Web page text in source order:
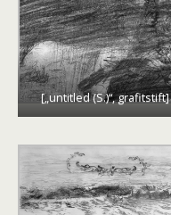
[„untitled (S.)“, grafitstift]